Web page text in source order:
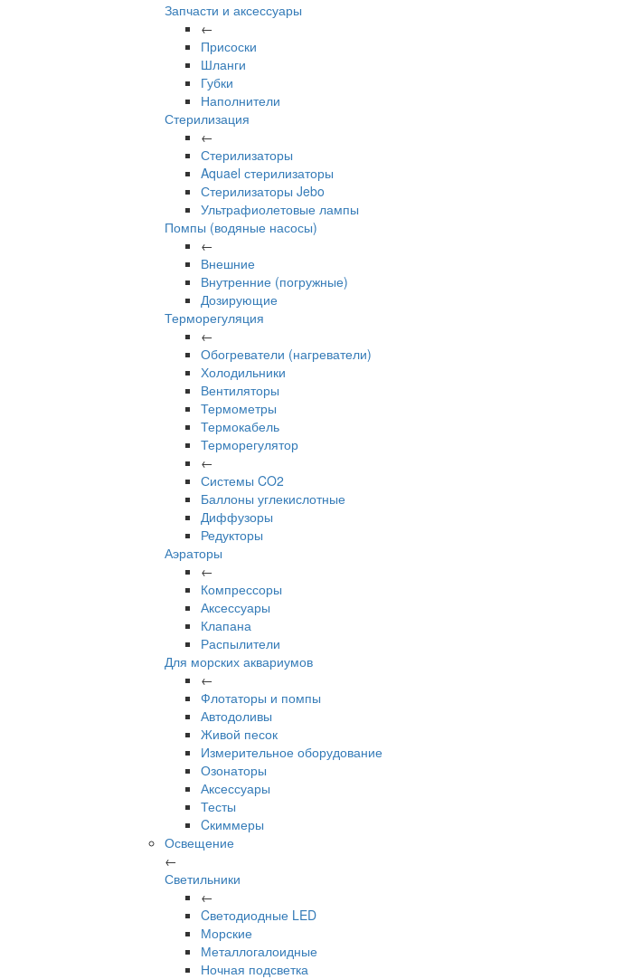
Запчасти и аксессуары
←
Присоски
Шланги
Губки
Наполнители
Стерилизация
←
Стерилизаторы
Aquael стерилизаторы
Стерилизаторы Jebo
Ультрафиолетовые лампы
Помпы (водяные насосы)
←
Внешние
Внутренние (погружные)
Дозирующие
Терморегуляция
←
Обогреватели (нагреватели)
Холодильники
Вентиляторы
Термометры
Термокабель
Терморегулятор
←
Системы CO2
Баллоны углекислотные
Диффузоры
Редукторы
Аэраторы
←
Компрессоры
Аксессуары
Клапана
Распылители
Для морских аквариумов
←
Флотаторы и помпы
Автодоливы
Живой песок
Измерительное оборудование
Озонаторы
Аксессуары
Тесты
Cкиммеры
Освещение
←
Светильники
←
Cветодиодные LED
Морские
Металлогалоидные
Ночная подсветка